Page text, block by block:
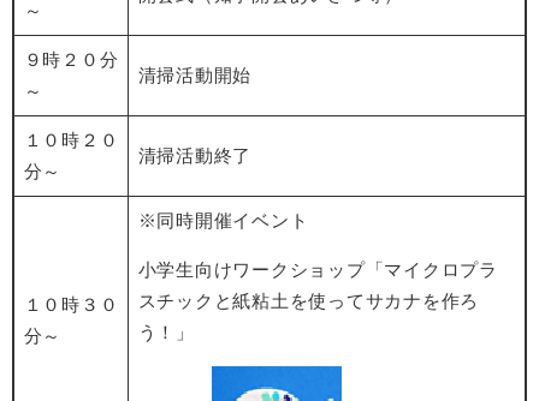
～
９時２０分
～
清掃活動開始
１０時２０
分～
清掃活動終了
１０時３０
分～
※同時開催イベント
小学生向けワークショップ「マイクロプラ
スチックと紙粘土を使ってサカナを作ろ
う！」